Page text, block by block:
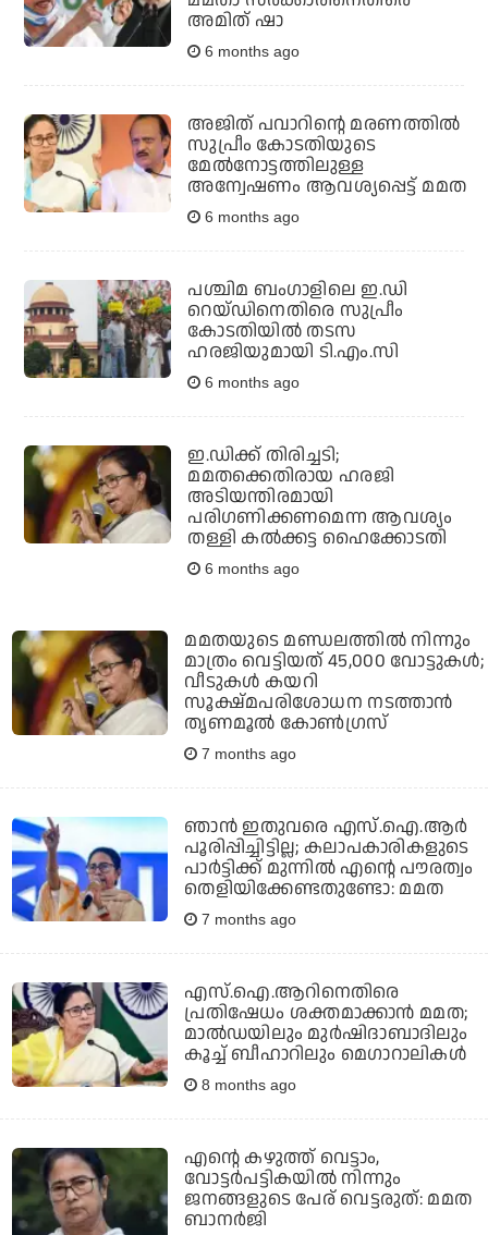
അമിത് ഷാ
6 months ago
അജിത് പവാറിന്റെ മരണത്തിൽ
സുപ്രീം കോടതിയുടെ
മേൽനോട്ടത്തിലുള്ള
അന്വേഷണം ആവശ്യപ്പെട്ട് മമത
6 months ago
പശ്ചിമ ബംഗാളിലെ ഇ.ഡി
റെയ്‌ഡിനെതിരെ സുപ്രീം
കോടതിയിൽ തടസ
ഹരജിയുമായി ടി.എം.സി
6 months ago
ഇ.ഡിക്ക് തിരിച്ചടി;
മമതക്കെതിരായ ഹരജി
അടിയന്തിരമായി
പരിഗണിക്കണമെന്ന ആവശ്യം
തള്ളി കല്‍ക്കട്ട ഹൈക്കോടതി
6 months ago
മമതയുടെ മണ്ഡലത്തില്‍ നിന്നും
മാത്രം വെട്ടിയത് 45,000 വോട്ടുകള്‍;
വീടുകള്‍ കയറി
സൂക്ഷ്മപരിശോധന നടത്താന്‍
തൃണമൂല്‍ കോണ്‍ഗ്രസ്
7 months ago
ഞാൻ ഇതുവരെ എസ്.ഐ.ആർ
പൂരിപ്പിച്ചിട്ടില്ല; കലാപകാരികളുടെ
പാർട്ടിക്ക് മുന്നിൽ എന്റെ പൗരത്വം
തെളിയിക്കേണ്ടതുണ്ടോ: മമത
7 months ago
എസ്.ഐ.ആറിനെതിരെ
പ്രതിഷേധം ശക്തമാക്കാന്‍ മമത;
മാല്‍ഡയിലും മുര്‍ഷിദാബാദിലും
കൂച്ച് ബീഹാറിലും മെഗാറാലികള്‍
8 months ago
എന്റെ കഴുത്ത് വെട്ടാം,
വോട്ടർപട്ടികയിൽ നിന്നും
ജനങ്ങളുടെ പേര് വെട്ടരുത്: മമത
ബാനർജി